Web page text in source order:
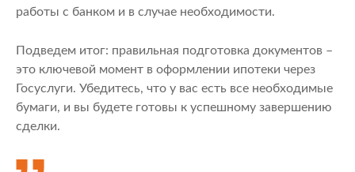
работы с банком и в случае необходимости.
Подведем итог: правильная подготовка документов –
это ключевой момент в оформлении ипотеки через
Госуслуги. Убедитесь, что у вас есть все необходимые
бумаги, и вы будете готовы к успешному завершению
сделки.